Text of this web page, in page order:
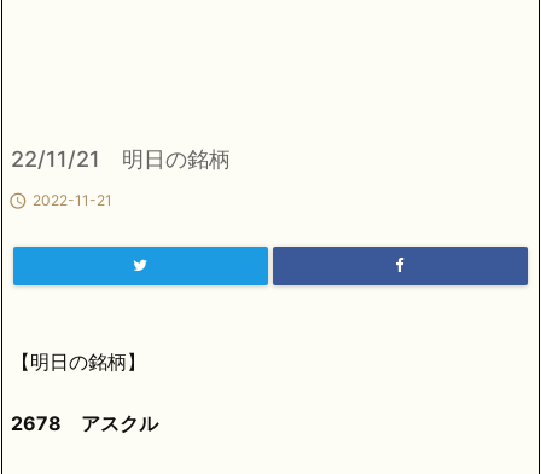
22/11/21 明日の銘柄
 2022-11-21
【明日の銘柄】
2678 アスクル